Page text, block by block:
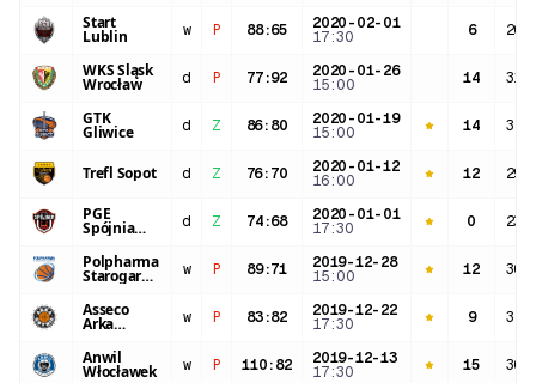
Wlkp.
Start
Lublin w P 88:65
2020-02-01
17:30
6
WKS Śląsk
Wrocław d P 77:92
2020-01-26
15:00
14
GTK
Gliwice d Z 86: 80
2020-01-19
15:00
14
Trefl Sopot d Z 76: 70
2020-01-12
16:00
12
PGE
Spójnia
Stargard
d Z 74:68
2020-01-01
17:30
0
Polpharma
Starogard
Gdański
w P 89:71
2019-12-28
15:00
12
Asseco
Arka w P 83:82
2019-12-22
17:30
9
Anwil
Włocławek w P 110 : 82
2019-12-13
17:30
15